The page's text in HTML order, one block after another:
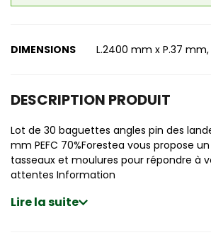
DIMENSIONS L.2400 mm x P.37
DESCRIPTION PRODUIT
Lot de 30 baguettes angles pin des
mm PEFC 70%Forestea vous propose
tasseaux et moulures pour répondre à
attentes Information
Lire la suite